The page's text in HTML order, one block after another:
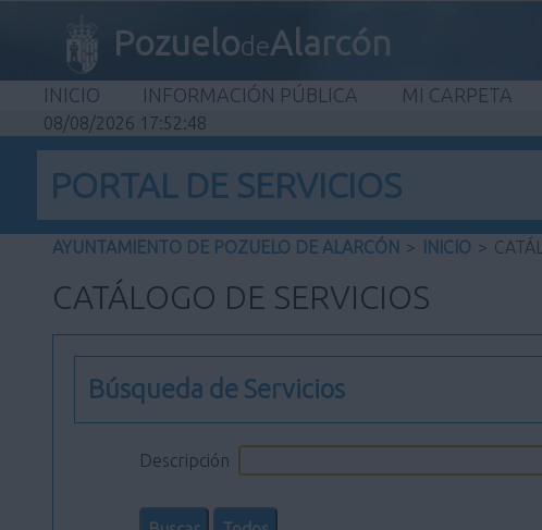
PozuelodeAlarcón
INICIO INFORMACIÓN PÚBLICA MI CARPETA
08/08/2026 17:52:49
PORTAL DE SERVICIOS
AYUNTAMIENTO DE POZUELO DE ALARCÓN > INICIO >
CATÁLOGO DE SERVICIOS
Búsqueda de Servicios
Descripción